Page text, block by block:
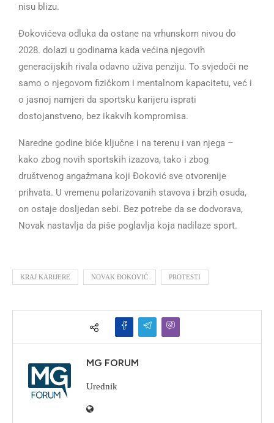
nisu blizu.
Đokovićeva odluka da ostane na vrhunskom nivou do
2028. dolazi u godinama kada većina njegovih
generacijskih rivala odavno uživa penziju. To svjedoči ne
samo o njegovom fizičkom i mentalnom kapacitetu, već i
o jasnoj namjeri da sportsku karijeru isprati
dostojanstveno, bez ikakvih kompromisa.
Naredne godine biće ključne i na terenu i van njega –
kako zbog novih sportskih izazova, tako i zbog
društvenog angažmana koji Đoković sve otvorenije
prihvata. U vremenu polarizovanih stavova i brzih osuda,
on ostaje dosljedan sebi. Bez potrebe da se dodvorava,
Novak nastavlja da piše poglavlja koja nadilaze sport.
KRAJ KARIJERE NOVAK ĐOKOVIĆ PROTESTI
MG FORUM
Urednik